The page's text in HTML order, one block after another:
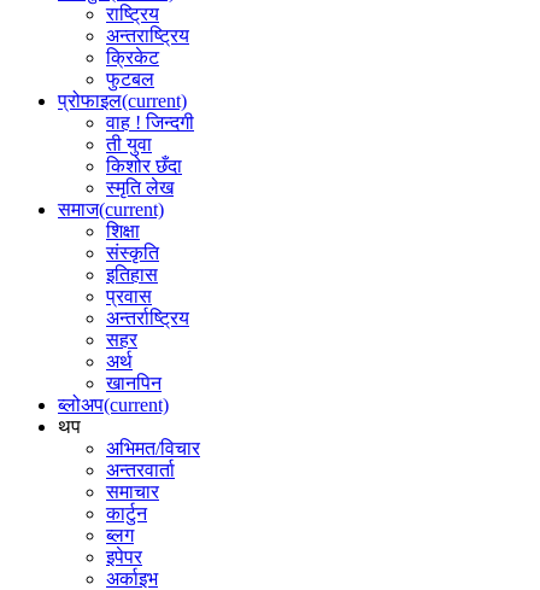
राष्ट्रिय
अन्तराष्ट्रिय
क्रिकेट
फुटबल
प्रोफाइल(current)
वाह ! जिन्दगी
ती युवा
किशोर छँदा
स्मृति लेख
समाज(current)
शिक्षा
संस्कृति
इतिहास
प्रवास
अन्तर्राष्ट्रिय
सहर
अर्थ
खानपिन
ब्लोअप(current)
थप
अभिमत/विचार
अन्तरवार्ता
समाचार
कार्टुन
ब्लग
इपेपर
अर्काइभ